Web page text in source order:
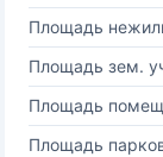
Площадь
Площадь зем.
Площадь
Площадь